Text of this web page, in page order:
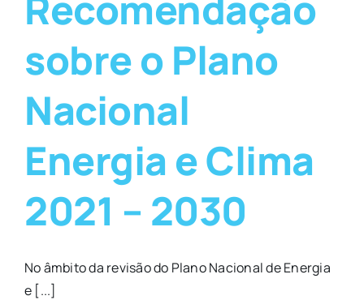
sobre o Plano
Nacional
Energia e Clima
2021 – 2030
No âmbito da revisão do Plano Nacional de Energia
e [...]